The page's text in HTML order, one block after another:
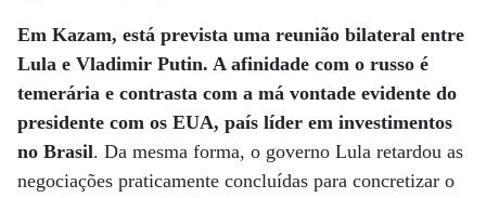
Em Kazam, está prevista uma reunião bilateral entre
Lula e Vladimir Putin. A afinidade com o russo é
temerária e contrasta com a má vontade evidente do
presidente com os EUA, país líder em investimentos
no Brasil. Da mesma forma, o governo Lula retardou as
negociações praticamente concluídas para concretizar o